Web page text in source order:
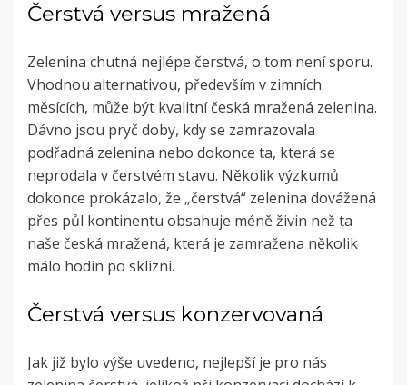
Čerstvá versus mražená
Zelenina chutná nejlépe čerstvá, o tom není sporu.
Vhodnou alternativou, především v zimních
měsících, může být kvalitní česká mražená zelenina.
Dávno jsou pryč doby, kdy se zamrazovala
podřadná zelenina nebo dokonce ta, která se
neprodala v čerstvém stavu. Několik výzkumů
dokonce prokázalo, že „čerstvá“ zelenina dovážená
přes půl kontinentu obsahuje méně živin než ta
naše česká mražená, která je zamražena několik
málo hodin po sklizni.
Čerstvá versus konzervovaná
Jak již bylo výše uvedeno, nejlepší je pro nás